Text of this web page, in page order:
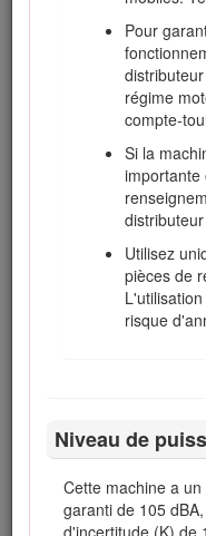
Pour
régime
compte-
Si la
importante
Utilisez
pièces de
risque
Niveau de
Cette machine a
garanti de 105
d'incertitude (K) de
le carburant
Vérifiez
contacteurs
d'un
machine.
Prenez place
moteur en
L'utilisation de
vigilance.
Ne vous
sable,
d'une
Serrez
lorsque
limiter la